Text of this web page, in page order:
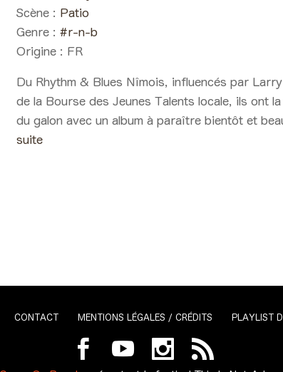
Scène : Patio
Genre :#r-n-b
Origine : FR
Du Rhythm & Blues Nîmois, influencés par
de la Bourse des Jeunes Talents locale, ils ont
du galon avec un album à paraître bientôt et
suite
CONTACT MENTIONS LÉGALES / CRÉDITS PLAYLIST